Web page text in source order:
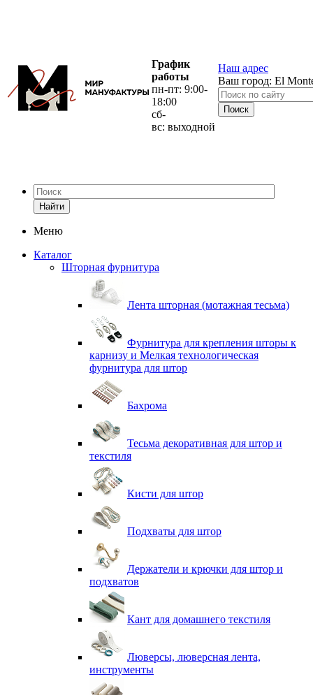
График
работы
пн-пт: 9:00-
18:00
сб-
вс: выходной
Наш адрес
Ваш город: El
Найти
Меню
Каталог
Шторная фурнитура
Лента шторная (мотажная тесьма)
Фурнитура для крепления шторы к
карнизу и Мелкая технологическая
фурнитура для штор
Бахрома
Тесьма декоративная для штор и
текстиля
Кисти для штор
Подхваты для штор
Держатели и крючки для штор и
подхватов
Кант для домашнего текстиля
Люверсы, люверсная лента,
инструменты